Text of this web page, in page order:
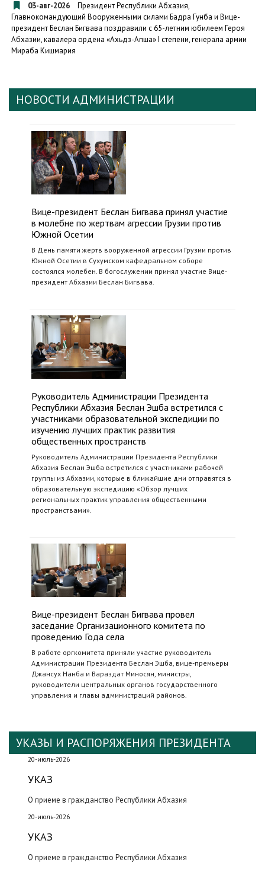
03-авг-2026
Президент Республики Абхазия,
Главнокомандующий Вооруженными силами Бадра Гунба и Вице-
президент Беслан Бигвава поздравили с 65-летним юбилеем Героя
Абхазии, кавалера ордена «Ахьдз-Апша» I степени, генерала армии
Мираба Кишмария
НОВОСТИ АДМИНИСТРАЦИИ
Вице-президент Беслан Бигвава принял участие
в молебне по жертвам агрессии Грузии против
Южной Осетии
В День памяти жертв вооруженной агрессии Грузии против
Южной Осетии в Сухумском кафедральном соборе
состоялся молебен. В богослужении принял участие Вице-
президент Абхазии Беслан Бигвава.
Руководитель Администрации Президента
Республики Абхазия Беслан Эшба встретился с
участниками образовательной экспедиции по
изучению лучших практик развития
общественных пространств
Руководитель Администрации Президента Республики
Абхазия Беслан Эшба встретился с участниками рабочей
группы из Абхазии, которые в ближайшие дни отправятся в
образовательную экспедицию «Обзор лучших
региональных практик управления общественными
пространствами».
Вице-президент Беслан Бигвава провел
заседание Организационного комитета по
проведению Года села
В работе оргкомитета приняли участие руководитель
Администрации Президента Беслан Эшба, вице-премьеры
Джансух Нанба и Вараздат Миносян, министры,
руководители центральных органов государственного
управления и главы администраций районов.
УКАЗЫ И РАСПОРЯЖЕНИЯ ПРЕЗИДЕНТА
20-июль-2026
УКАЗ
О приеме в гражданство Республики Абхазия
20-июль-2026
УКАЗ
О приеме в гражданство Республики Абхазия